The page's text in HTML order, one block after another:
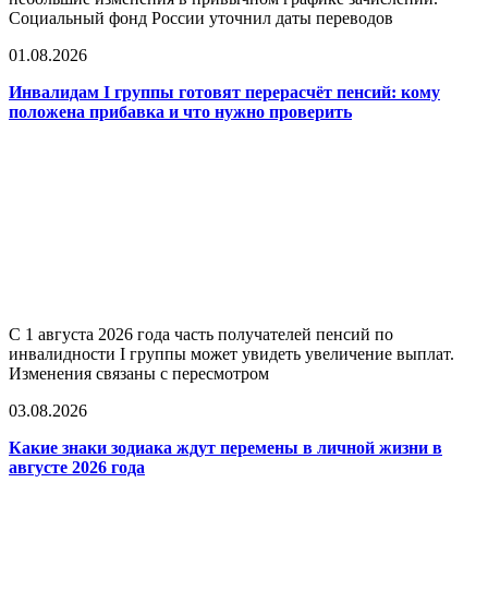
Социальный фонд России уточнил даты переводов
01.08.2026
Инвалидам I группы готовят перерасчёт пенсий: кому
положена прибавка и что нужно проверить
С 1 августа 2026 года часть получателей пенсий по
инвалидности I группы может увидеть увеличение выплат.
Изменения связаны с пересмотром
03.08.2026
Какие знаки зодиака ждут перемены в личной жизни в
августе 2026 года